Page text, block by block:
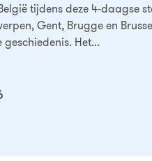
tijdens deze 4-daagse
Gent, Brugge en
Het...